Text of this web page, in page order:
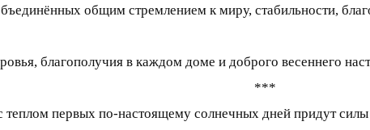
общим стремлением к миру, стабильности,
благополучия в каждом доме и доброго весеннего
***
первых по-настоящему солнечных дней придут